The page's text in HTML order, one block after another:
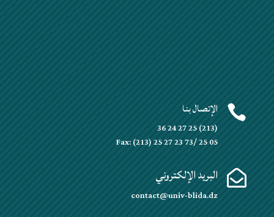
 الإتصال بنا
(213) 25 27 24 36
Fax: (213) 25 27 23 73/ 25 05
 البريد الإلكتروني
contact@univ-blida.dz